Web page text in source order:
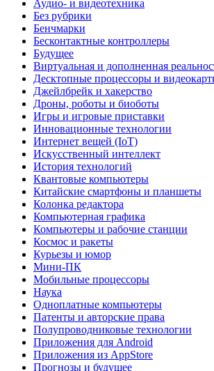
Аудио- и видеотехника
Без рубрики
Бенчмарки
Бесконтактные контроллеры
Будущее
Виртуальная и дополненная
Десктопные процессоры и
Джейлбрейк и хакерство
Дроны, роботы и биоботы
Игры и игровые приставки
Инновационные технологии
Интернет вещей (IoT)
Искусственный интеллект
История технологий
Квантовые компьютеры
Китайские смартфоны и планшеты
Колонка редактора
Компьютерная графика
Компьютеры и рабочие станции
Космос и ракеты
Курьезы и юмор
Мини-ПК
Мобильные процессоры
Наука
Одноплатные компьютеры
Патенты и авторские права
Полупроводниковые технологии
Приложения для Android
Приложения из AppStore
Прогнозы и будущее